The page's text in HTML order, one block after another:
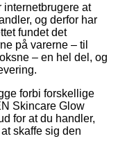
internetbrugere at
og derfor har
fundet det
på varerne – til
– en hel del, og
forbi forskellige
Skincare Glow
for at du handler,
skaffe sig den